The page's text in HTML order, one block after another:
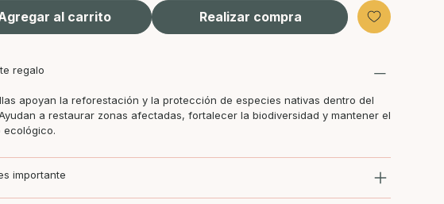
al carrito Realizar compra
regalo
apoyan la reforestación y la protección de especies nativas dentro del
a restaurar zonas afectadas, fortalecer la biodiversidad y mantener el
ecológico.
importante